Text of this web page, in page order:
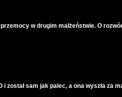
w drugim małżeństwie. O
i został sam jak palec, a ona wyszła za